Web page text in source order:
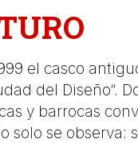
el casco
del Diseño“.
y barrocas
se observa: